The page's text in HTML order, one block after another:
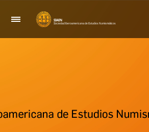
Nabigazioa